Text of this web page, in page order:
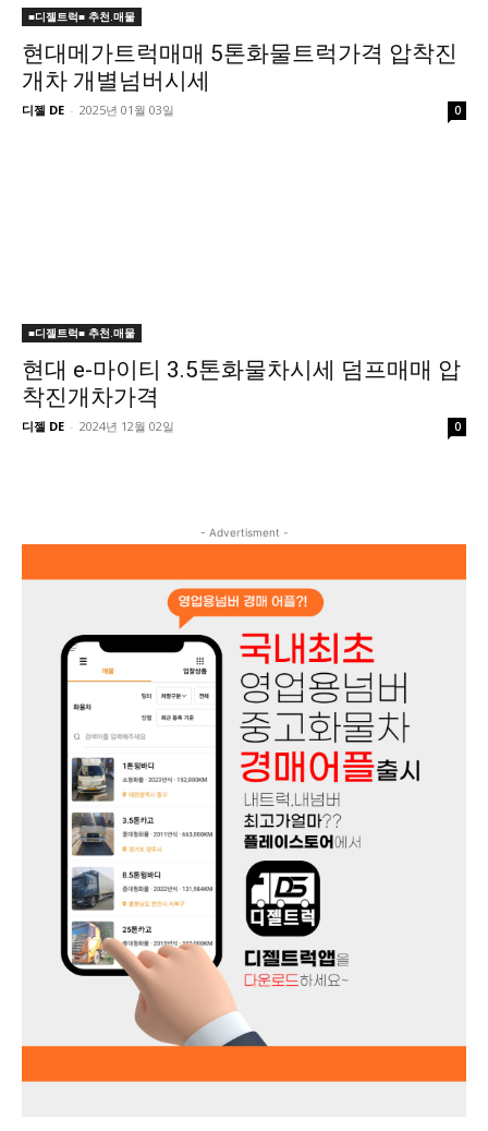
■디젤트럭■ 추천.매물
현대메가트럭매매 5톤화물트럭가격 압착진
개차 개별넘버시세
디젤 DE - 2025년 01월 03일 0
■디젤트럭■ 추천.매물
현대 e-마이티 3.5톤화물차시세 덤프매매 압
착진개차가격
디젤 DE - 2024년 12월 02일 0
- Advertisment -